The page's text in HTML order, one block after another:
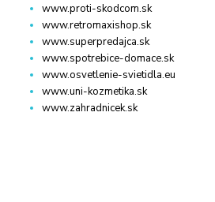
www.proti-skodcom.sk
www.retromaxishop.sk
www.superpredajca.sk
www.spotrebice-domace.sk
www.osvetlenie-svietidla.eu
www.uni-kozmetika.sk
www.zahradnicek.sk